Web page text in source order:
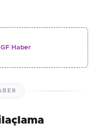
İGF Haber